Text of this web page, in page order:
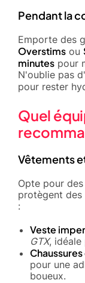
Pendant la
Emporte des
Overstims ou
minutes pour
N'oublie pas
pour rester
Quel
Vêtements
Opte pour
protègent des
:
Veste
GTX, idéale
pour une
boueux.